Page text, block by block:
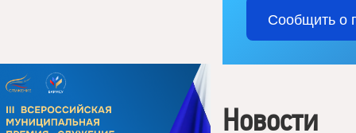
Сообщить о
Новости